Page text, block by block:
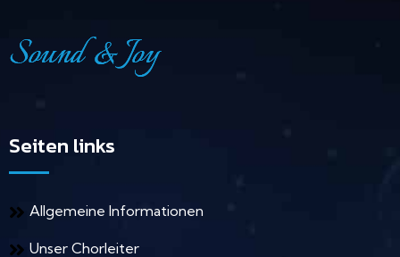
Seiten links
Allgemeine Informationen
Unser Chorleiter